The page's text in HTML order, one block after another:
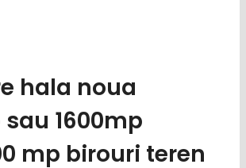
hala noua
1600mp
mp birouri teren